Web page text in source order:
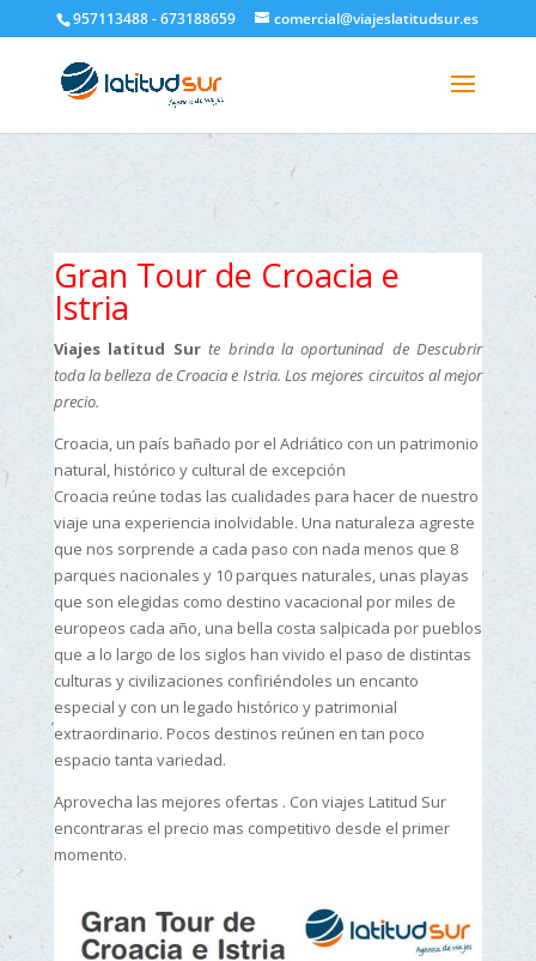
google-site-verification=H6A6AFFbXLQPnewL7da5KWjTFeKytP3gbsCfUlQl-
3k
957113488 - 673188659 comercial@viajeslatitudsur.es
Gran Tour de Croacia e
Istria
Viajes latitud Surte brinda la oportuninad de Descubrir
toda la belleza de Croacia e Istria. Los mejores circuitos al mejor
precio.
Croacia, un país bañado por el Adriático con un patrimonio
natural, histórico y cultural de excepción
Croacia reúne todas las cualidades para hacer de nuestro
viaje una experiencia inolvidable. Una naturaleza agreste
que nos sorprende a cada paso con nada menos que 8
parques nacionales y 10 parques naturales, unas playas
que son elegidas como destino vacacional por miles de
europeos cada año, una bella costa salpicada por pueblos
que a lo largo de los siglos han vivido el paso de distintas
culturas y civilizaciones confiriéndoles un encanto
especial y con un legado histórico y patrimonial
extraordinario. Pocos destinos reúnen en tan poco
espacio tanta variedad.
Aprovecha las mejores ofertas . Con viajes Latitud Sur
encontraras el precio mas competitivo desde el primer
momento.